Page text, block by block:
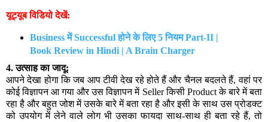
यूट्यूब विडियो देखें:
Business में Successful होने के लिए 5 नियम Part-II |
Book Review in Hindi | A Brain Charger
4. उत्साह का जादू:
आपने देखा होगा कि जब आप टीवी देख रहे होते हैं और चैनल बदलते हैं, वहां पर
कोई विज्ञापन आ गया और उस विज्ञापन में Seller किसी Product के बारे में बता
रहा है और बहुत जोश में उसके बारे में बता रहा है और इसी के साथ उस प्रोडक्ट
को उपयोग में लेने वाले लोग भी उसका फायदा साथ-साथ ही बता रहे हैं, तो